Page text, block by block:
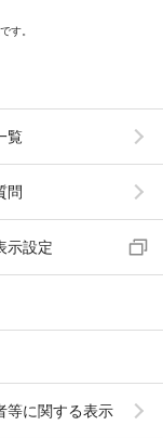
す。
覧
問
示設定
等に関する表示